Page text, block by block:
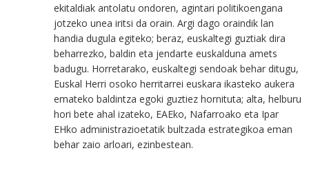
ekitaldiak antolatu ondoren, agintari politikoengana
jotzeko unea iritsi da orain. Argi dago oraindik lan
handia dugula egiteko; beraz, euskaltegi guztiak dira
beharrezko, baldin eta jendarte euskalduna amets
badugu. Horretarako, euskaltegi sendoak behar ditugu,
Euskal Herri osoko herritarrei euskara ikasteko aukera
emateko baldintza egoki guztiez hornituta; alta, helburu
hori bete ahal izateko, EAEko, Nafarroako eta Ipar
EHko administrazioetatik bultzada estrategikoa eman
behar zaio arloari, ezinbestean.